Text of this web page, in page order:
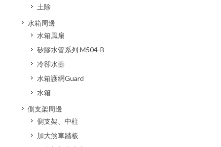
土除
水箱周邊
水箱風扇
矽膠水管系列 M504-B
冷卻水壺
水箱護網Guard
水箱
側支架周邊
側支架、中柱
加大煞車踏板